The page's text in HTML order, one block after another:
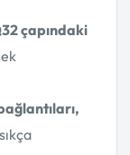
çapındaki